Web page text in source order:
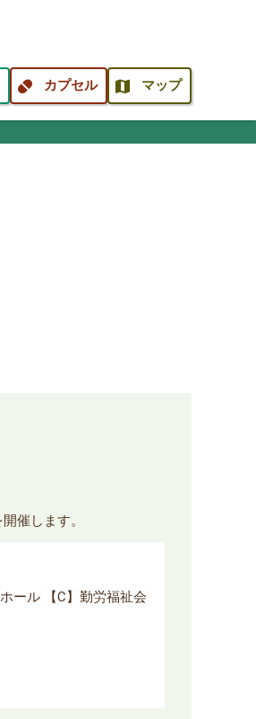
pill カプセル map マップ
催します。
ール 【C】勤労福祉会